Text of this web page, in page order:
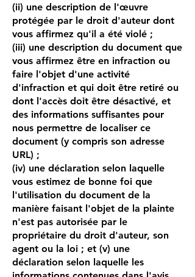
(ii) une description de l'œuvre
protégée par le droit d'auteur dont
vous affirmez qu'il a été violé ;
(iii) une description du document que
vous affirmez être en infraction ou
faire l'objet d'une activité
d'infraction et qui doit être retiré ou
dont l'accès doit être désactivé, et
des informations suffisantes pour
nous permettre de localiser ce
document (y compris son adresse
URL) ;
(iv) une déclaration selon laquelle
vous estimez de bonne foi que
l'utilisation du document de la
manière faisant l'objet de la plainte
n'est pas autorisée par le
propriétaire du droit d'auteur, son
agent ou la loi ; et (v) une
déclaration selon laquelle les